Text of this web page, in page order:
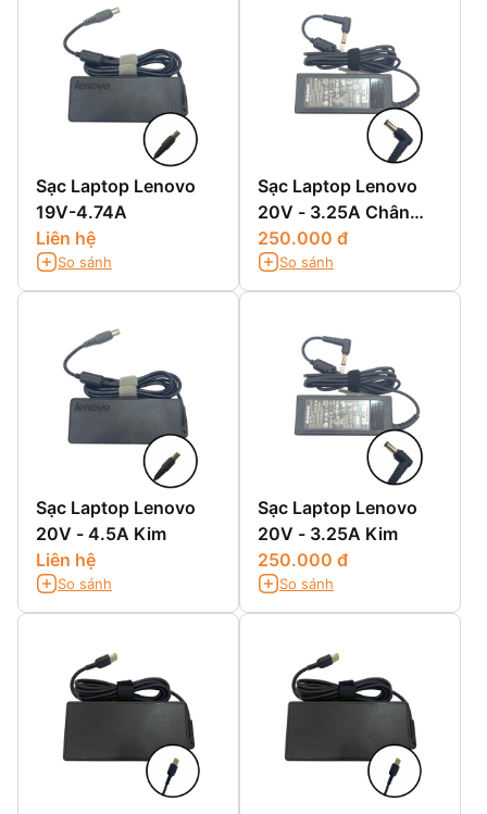
Sạc Laptop Lenovo
19V-4.74A
Liên hệ
So sánh
Sạc Laptop Lenovo
20V - 3.25A Chân
Thường
250.000 đ
So sánh
Sạc Laptop Lenovo
20V - 4.5A Kim
Liên hệ
So sánh
Sạc Laptop Lenovo
20V - 3.25A Kim
250.000 đ
So sánh